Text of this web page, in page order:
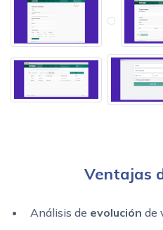
Ventajas
Análisis de evolución de